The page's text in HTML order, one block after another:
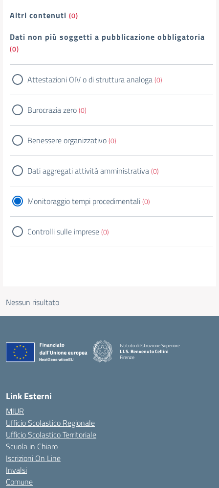
Altri contenuti (0)
Dati non più soggetti a pubblicazione obbligatoria
(0)
Attestazioni OIV o di struttura analoga(0)
Burocrazia zero(0)
Benessere organizzativo(0)
Dati aggregati attività amministrativa(0)
Monitoraggio tempi procedimentali(0)
Controlli sulle imprese(0)
Nessun risultato
Istituto di Istruzione Superiore
I.I.S. Benvenuto Cellini
Firenze
Link Esterni
MIUR
Ufficio Scolastico Regionale
Ufficio Scolastico Territoriale
Scuola in Chiaro
Iscrizioni On Line
Invalsi
Comune